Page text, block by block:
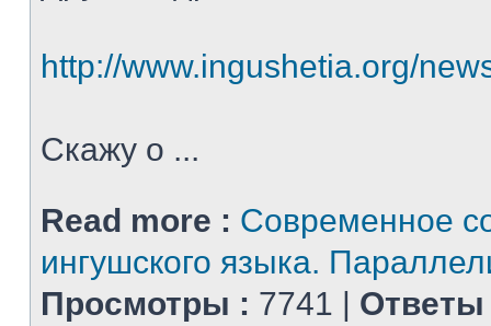
http://www.ingushetia.org/
Скажу о ...
Read more : Современное
ингушского языка.
Просмотры : 7741 | Ответы